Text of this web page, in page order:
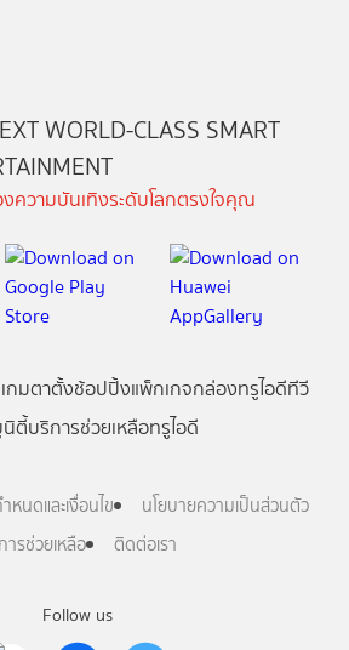
Follow us
WORLD-CLASS SMART
ความบันเทิงระดับโลกตรงใจคุณ
เกมตาตั้งช้อปปิ้งแพ็กเกจกล่องทรูไอดีทีวี
ตี้บริการช่วยเหลือทรูไอดี
หนดและเงื่อนไข
นโยบายความเป็นส่วนตัว
ารช่วยเหลือ
ติดต่อเรา